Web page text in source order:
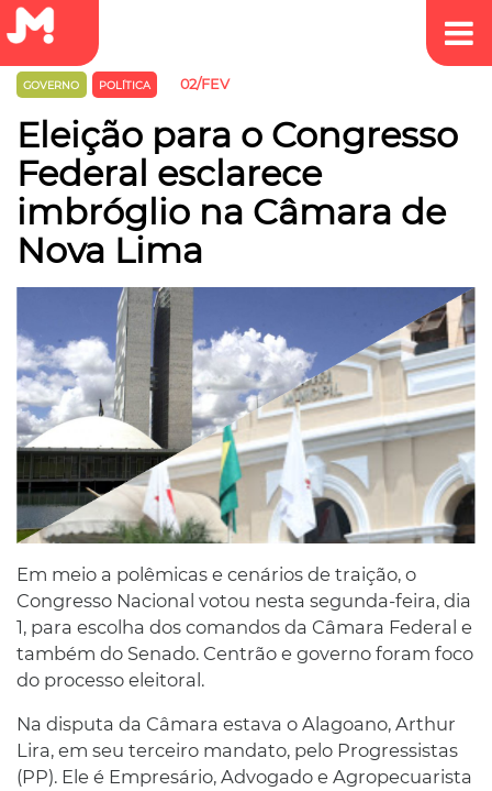
GOVERNO POLÍTICA 02/FEV
Eleição para o Congresso
Federal esclarece
imbróglio na Câmara de
Nova Lima
Em meio a polêmicas e cenários de traição, o
Congresso Nacional votou nesta segunda-feira, dia
1, para escolha dos comandos da Câmara Federal e
também do Senado. Centrão e governo foram foco
do processo eleitoral.
Na disputa da Câmara estava o Alagoano, Arthur
Lira, em seu terceiro mandato, pelo Progressistas
(PP). Ele é Empresário, Advogado e Agropecuarista